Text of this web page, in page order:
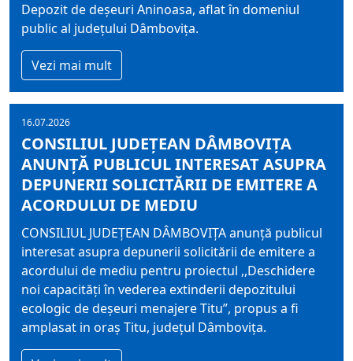
Depozit de deșeuri Aninoasa, aflat în domeniul
public al județului Dâmbovița.
Vezi mai mult
16.07.2026
CONSILIUL JUDEȚEAN DÂMBOVIȚA
ANUNȚĂ PUBLICUL INTERESAT ASUPRA
DEPUNERII SOLICITĂRII DE EMITERE A
ACORDULUI DE MEDIU
CONSILIUL JUDEȚEAN DÂMBOVIȚA anunță publicul
interesat asupra depunerii solicitării de emitere a
acordului de mediu pentru proiectul ,,Deschidere
noi capacități în vederea extinderii depozitului
ecologic de deșeuri menajere Titu”, propus a fi
amplasat in oraș Titu, județul Dâmbovița.